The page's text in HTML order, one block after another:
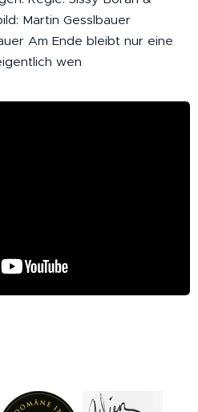
Martin Gesslbauer
Am Ende bleibt nur eine
wen